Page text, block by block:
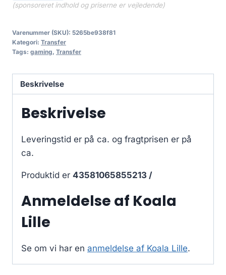
(sponsoreret indhold og priserne er vejledende)
Varenummer (SKU): 5265be938f81
Kategori: Transfer
Tags: gaming, Transfer
Beskrivelse
Beskrivelse
Leveringstid er på ca. og fragtprisen er på
ca.
Produktid er 43581065855213 /
Anmeldelse af Koala
Lille
Se om vi har en anmeldelse af Koala Lille.